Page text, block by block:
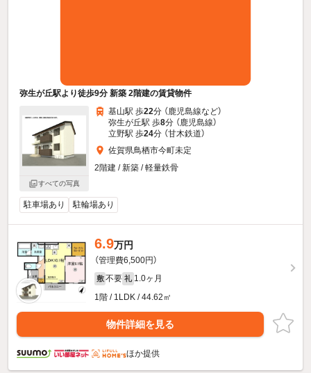
弥生が丘駅より徒歩9分 新築 2階建の賃貸物件
すべての写真
基山駅 歩22分 （鹿児島線など）
弥生が丘駅 歩8分 （鹿児島線）
立野駅 歩24分 （甘木鉄道）
佐賀県鳥栖市今町未定
2階建 / 新築 / 軽量鉄骨
駐車場あり 駐輪場あり
6.9万円
（管理費6,500円）
敷 不要 礼 1.0ヶ月
1階 / 1LDK / 44.62㎡
物件詳細を見る
ほか提供